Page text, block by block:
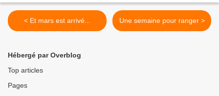
< Et mars est arrivé... Une semaine pour ranger >
Hébergé par Overblog
Top articles
Pages